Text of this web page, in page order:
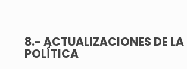
8.- ACTUALIZACIONES DE LA
POLÍTICA